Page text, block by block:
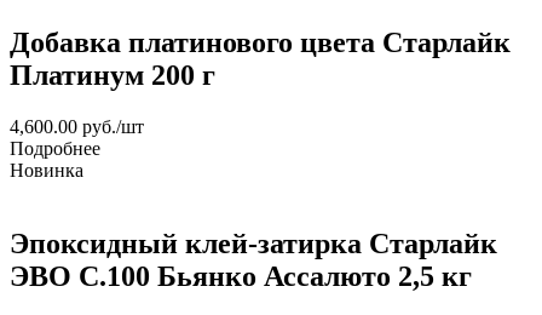
Добавка платинового цвета Старлайк
Платинум 200 г
4,600.00 руб./шт
Подробнее
Новинка
Эпоксидный клей-затирка Старлайк
ЭВО С.100 Бьянко Ассалюто 2,5 кг